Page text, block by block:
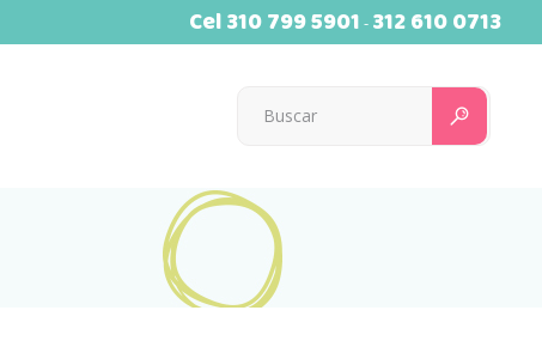
Cel310 799 5901 - 312 610 0713